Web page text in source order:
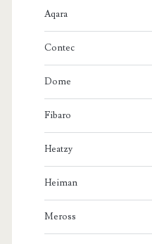
Aqara
Contec
Dome
Fibaro
Heatzy
Heiman
Meross